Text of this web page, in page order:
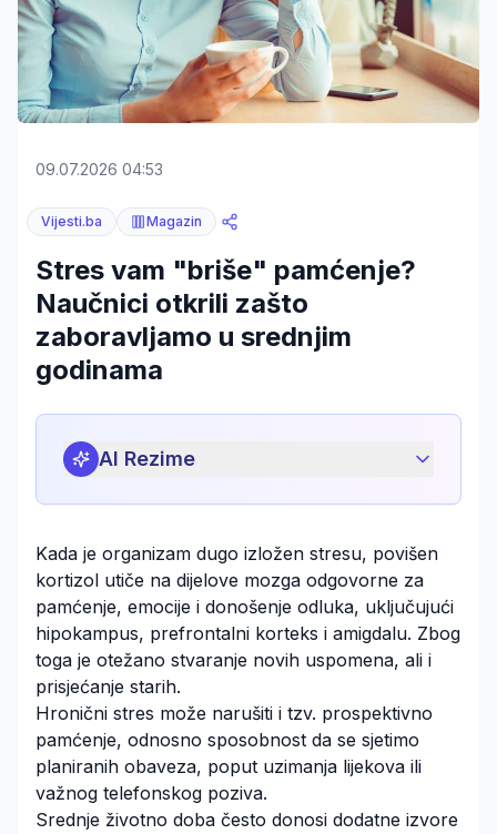
09.07.2026 04:53
Vijesti.ba Magazin
Stres vam "briše" pamćenje?
Naučnici otkrili zašto
zaboravljamo u srednjim
godinama
AI Rezime
Kada je organizam dugo izložen stresu, povišen
kortizol utiče na dijelove mozga odgovorne za
pamćenje, emocije i donošenje odluka, uključujući
hipokampus, prefrontalni korteks i amigdalu. Zbog
toga je otežano stvaranje novih uspomena, ali i
prisjećanje starih.
Hronični stres može narušiti i tzv. prospektivno
pamćenje, odnosno sposobnost da se sjetimo
planiranih obaveza, poput uzimanja lijekova ili
važnog telefonskog poziva.
Srednje životno doba često donosi dodatne izvore